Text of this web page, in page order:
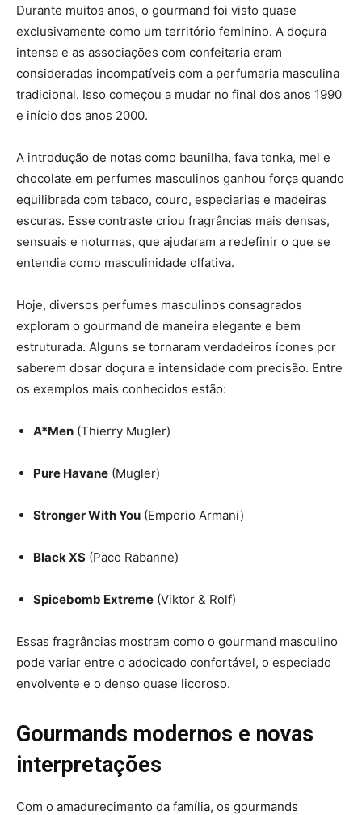
Durante muitos anos, o gourmand foi visto quase
exclusivamente como um território feminino. A doçura
intensa e as associações com confeitaria eram
consideradas incompatíveis com a perfumaria masculina
tradicional. Isso começou a mudar no final dos anos 1990
e início dos anos 2000.
A introdução de notas como baunilha, fava tonka, mel e
chocolate em perfumes masculinos ganhou força quando
equilibrada com tabaco, couro, especiarias e madeiras
escuras. Esse contraste criou fragrâncias mais densas,
sensuais e noturnas, que ajudaram a redefinir o que se
entendia como masculinidade olfativa.
Hoje, diversos perfumes masculinos consagrados
exploram o gourmand de maneira elegante e bem
estruturada. Alguns se tornaram verdadeiros ícones por
saberem dosar doçura e intensidade com precisão. Entre
os exemplos mais conhecidos estão:
A*Men (Thierry Mugler)
Pure Havane (Mugler)
Stronger With You (Emporio Armani)
Black XS (Paco Rabanne)
Spicebomb Extreme (Viktor & Rolf)
Essas fragrâncias mostram como o gourmand masculino
pode variar entre o adocicado confortável, o especiado
envolvente e o denso quase licoroso.
Gourmands modernos e novas
interpretações
Com o amadurecimento da família, os gourmands